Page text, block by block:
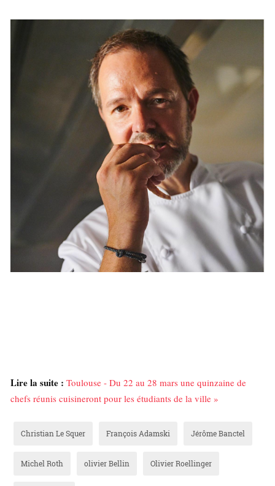
Lire la suite : Toulouse - Du 22 au 28 mars une quinzaine de
chefs réunis cuisineront pour les étudiants de la ville »
Christian Le Squer François Adamski Jérôme Banctel
Michel Roth olivier Bellin Olivier Roellinger